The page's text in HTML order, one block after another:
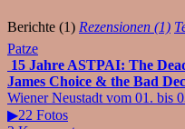
Berichte (1) Rezensionen (1)
Patze
15 Jahre ASTPAI: The
James Choice & the Bad
Wiener Neustadt vom 01. bis
▶22 Fotos